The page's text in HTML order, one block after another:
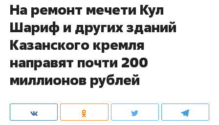
На ремонт мечети Кул
Шариф и других зданий
Казанского кремля
направят почти 200
миллионов рублей